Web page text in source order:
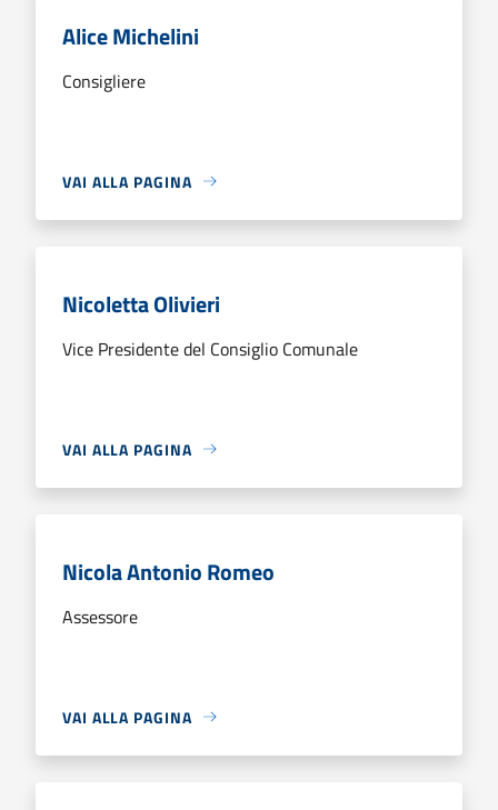
Alice Michelini
Consigliere
VAI ALLA PAGINA
Nicoletta Olivieri
Vice Presidente del Consiglio Comunale
VAI ALLA PAGINA
Nicola Antonio Romeo
Assessore
VAI ALLA PAGINA